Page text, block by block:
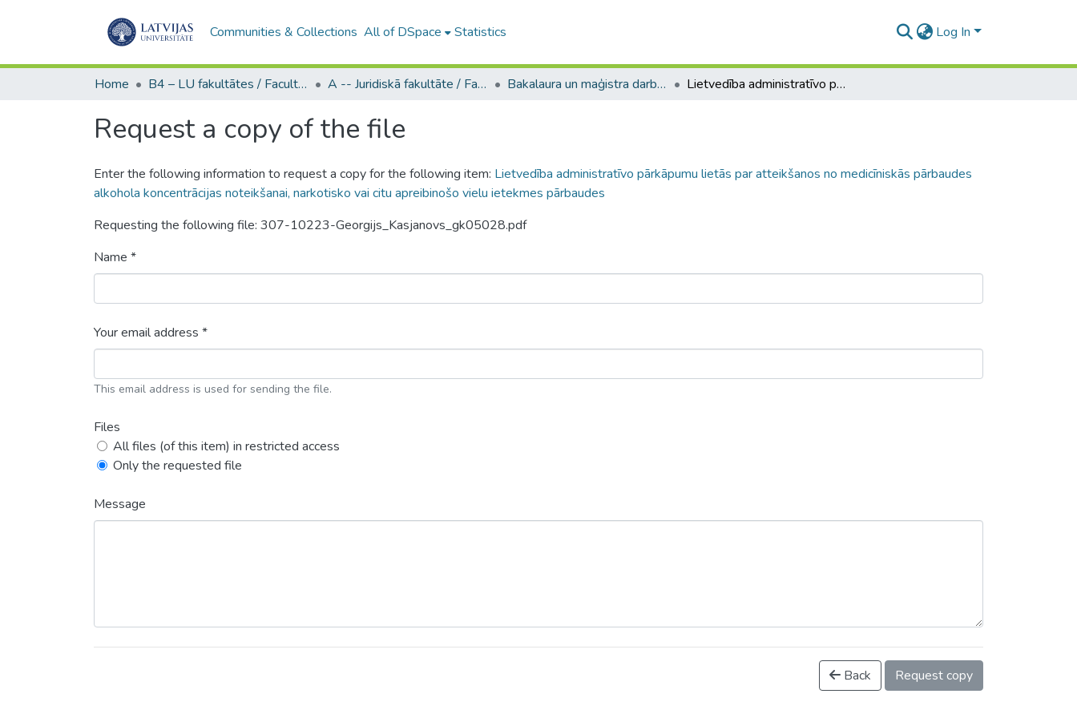
Communities & Collections All of DSpace Statistics Log In
Home B4 – LU fakultātes / Faculties of the UL A -- Juridiskā fakultāte / Faculty of Law Bakalaura un maģistra darbi (JF) / Bachelor's and Master's theses Lietvedība administratīvo pārkāpumu lietās par atteikšanos no medicīniskās pārbaudes alkohola koncentrācijas noteikšanai, narkotisko vai citu apreibinošo vielu ietekmes pārbaudes
Request a copy of the file
Enter the following information to request a copy for the following item: Lietvedība administratīvo pārkāpumu lietās par atteikšanos no medicīniskās pārbaudes
alkohola koncentrācijas noteikšanai, narkotisko vai citu apreibinošo vielu ietekmes pārbaudes
Requesting the following file: 307-10223-Georgijs_Kasjanovs_gk05028.pdf
Name *
Your email address *
This email address is used for sending the file.
Files
All files (of this item) in restricted access
Only the requested file
Message
Back Request copy